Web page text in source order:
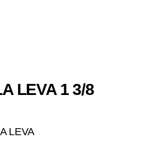
LEVA 1 3/8
LEVA